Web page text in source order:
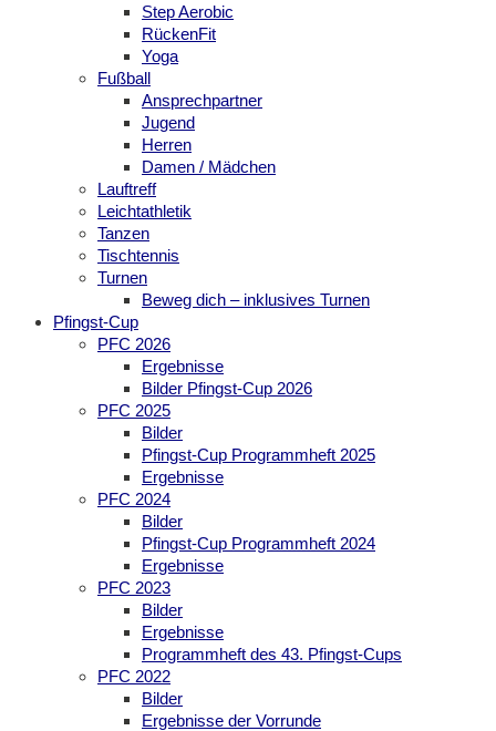
Step Aerobic
RückenFit
Yoga
Fußball
Ansprechpartner
Jugend
Herren
Damen / Mädchen
Lauftreff
Leichtathletik
Tanzen
Tischtennis
Turnen
Beweg dich – inklusives Turnen
Pfingst-Cup
PFC 2026
Ergebnisse
Bilder Pfingst-Cup 2026
PFC 2025
Bilder
Pfingst-Cup Programmheft 2025
Ergebnisse
PFC 2024
Bilder
Pfingst-Cup Programmheft 2024
Ergebnisse
PFC 2023
Bilder
Ergebnisse
Programmheft des 43. Pfingst-Cups
PFC 2022
Bilder
Ergebnisse der Vorrunde